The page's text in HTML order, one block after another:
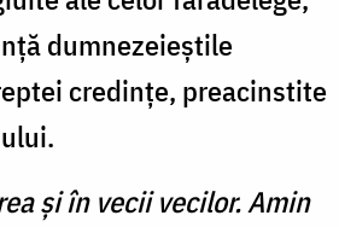
dumnezeieştile
credinţe, preacinstite
şi în vecii vecilor. Amin